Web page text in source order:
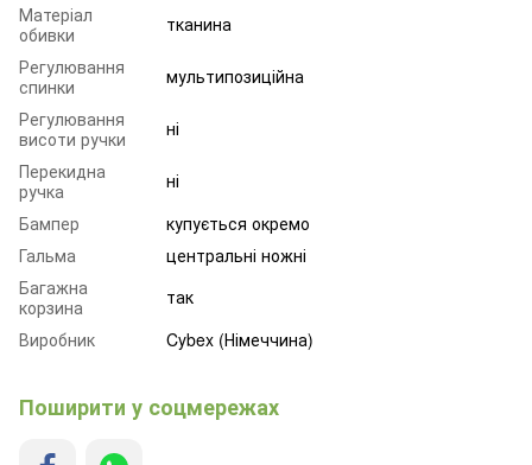
Матеріал
обивки
тканина
Регулювання
спинки
мультипозиційна
Регулювання
висоти ручки
ні
Перекидна
ручка
ні
Бампер
купується окремо
Гальма
центральні ножні
Багажна
корзина
так
Виробник
Cybex (Німеччина)
Поширити у соцмережах